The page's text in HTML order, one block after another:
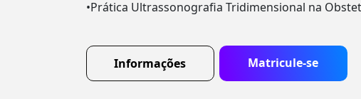
•Prática Ultrassonografia Tridimensional na
Informações Matricule-se